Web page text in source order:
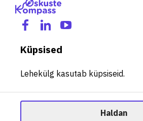
Küpsised
Lehekülg kasutab küpsiseid.
Haldan